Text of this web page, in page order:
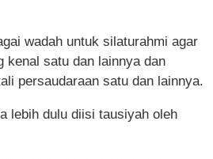
wadah untuk silaturahmi agar
kenal satu dan lainnya dan
persaudaraan satu dan lainnya.
lebih dulu diisi tausiyah oleh